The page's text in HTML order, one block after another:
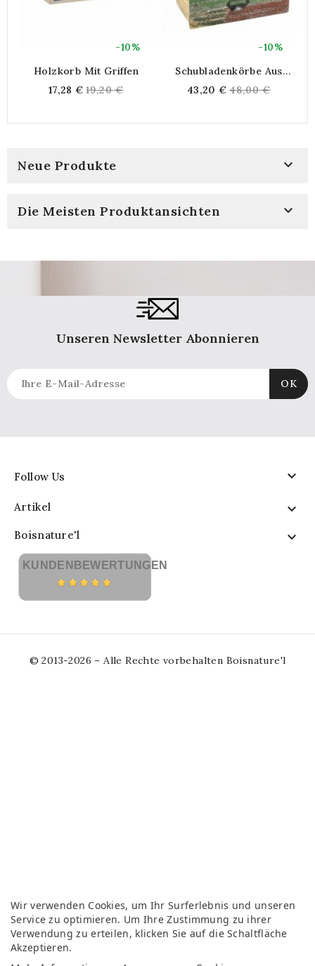
-10%
Holzkorb Mit Griffen
17,28 € Regular
19,20 €
-10%
Schubladenkörbe Aus
43,20 € Regular
48,00 €
Neue Produkte 
Die Meisten Produktansichten 
Unseren Newsletter Abonnieren
Follow Us 
Artikel 
Boisnature'l 
Wir verwenden Cookies, um Ihr Surferlebnis und unseren
Service zu optimieren. Um Ihre Zustimmung zu ihrer
Verwendung zu erteilen, klicken Sie auf die Schaltfläche
Akzeptieren.
KUNDENBEWERTUNGEN
© 2013-2026 – Alle Rechte vorbehalten Boisnature'l